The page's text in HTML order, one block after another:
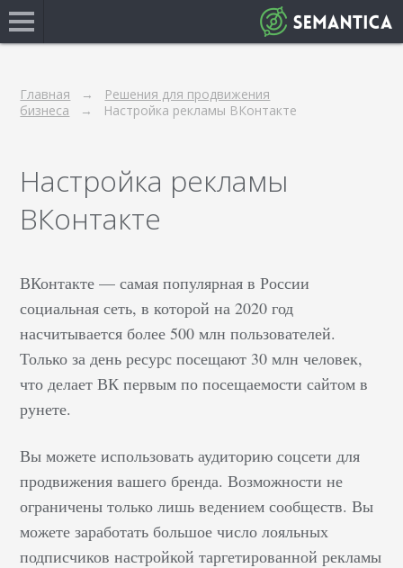
Главная
Решения для продвижения
бизнеса
Настройка рекламы ВКонтакте
Настройка рекламы
ВКонтакте
ВКонтакте — самая популярная в России
социальная сеть, в которой на 2020 год
насчитывается более 500 млн пользователей.
Только за день ресурс посещают 30 млн человек,
что делает ВК первым по посещаемости сайтом в
рунете.
Вы можете использовать аудиторию соцсети для
продвижения вашего бренда. Возможности не
ограничены только лишь ведением сообществ. Вы
можете заработать большое число лояльных
подписчиков настройкой таргетированной рекламы